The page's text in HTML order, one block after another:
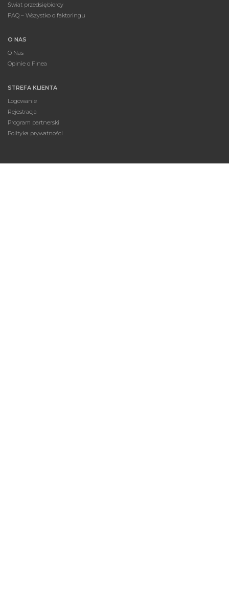
Świat przedsiębiorcy
FAQ – Wszystko o faktoringu
O NAS
O Nas
Opinie o Finea
STREFA KLIENTA
Logowanie
Rejestracja
Program partnerski
Polityka prywatności